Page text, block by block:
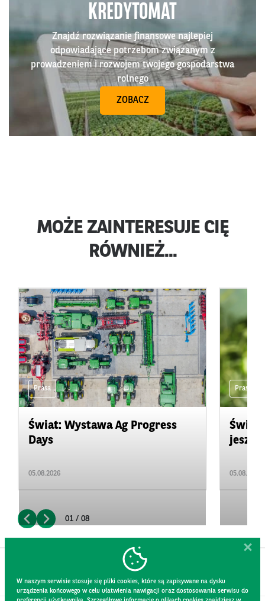
KREDYTOMAT
Znajdź rozwiązanie finansowe najlepiej
odpowiadające potrzebom związanym z
prowadzeniem i rozwojem twojego gospodarstwa
rolnego
ZOBACZ
MOŻE ZAINTERESUJE CIĘ
RÓWNIEŻ...
Prasa
Świat: Wystawa Ag Progress
Days
05.08.2026
Prasa
Świat:
05.08.2026
01 / 08
W naszym serwisie stosuje się pliki cookies, które są zapisywane na dysku
urządzenia końcowego w celu ułatwienia nawigacji oraz dostosowania serwisu do